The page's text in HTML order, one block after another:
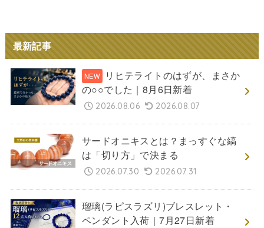
最新記事
リヒテライトのはずが、まさか
の○○でした｜8月6日新着
2026.08.06 2026.08.07
サードオニキスとは？まっすぐな縞
は「切り方」で決まる
2026.07.30 2026.07.31
瑠璃(ラピスラズリ)ブレスレット・
ペンダント入荷｜7月27日新着